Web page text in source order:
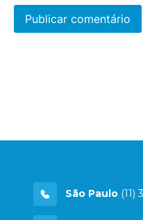
São Paulo (11)